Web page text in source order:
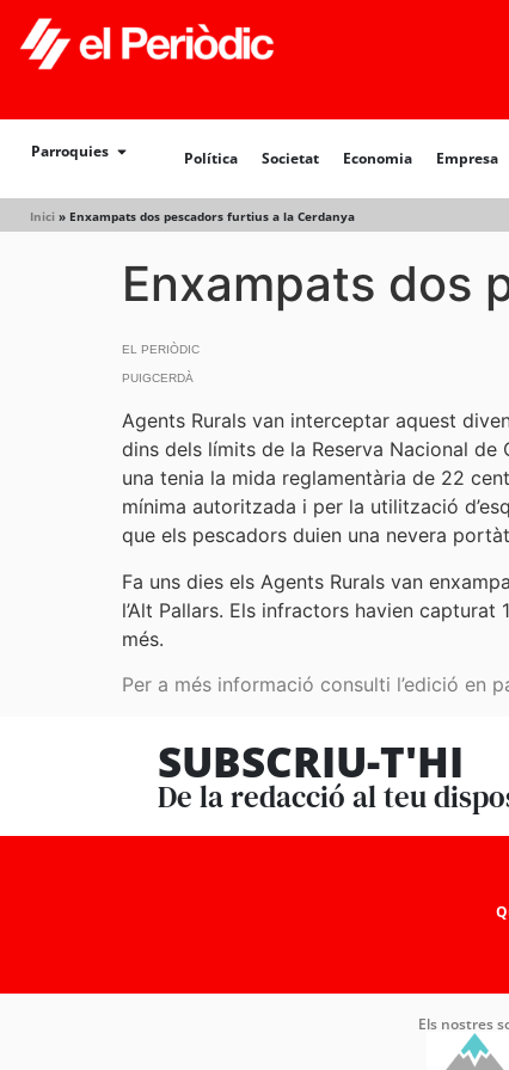
Parroquies Política Societat Economia Empresa
Inici » Enxampats dos pescadors furtius a la Cerdanya
Política Societat
Enxampats dos
EL PERIÒDIC
PUIGCERDÀ
Agents Rurals van interceptar aquest
dins dels límits de la Reserva Nacional
una tenia la mida reglamentària de 22
mínima autoritzada i per la utilització
que els pescadors duien una nevera
Fa uns dies els Agents Rurals van
l’Alt Pallars. Els infractors havien
més.
Per a més informació consulti l’edició en
SUBSCRIU-T'HI
De la redacció al teu
Els nostres